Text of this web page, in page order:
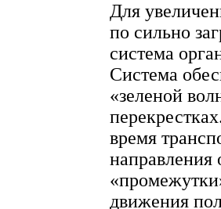
Для
по сильно
система
Система
«зеленой
время
направления
движения